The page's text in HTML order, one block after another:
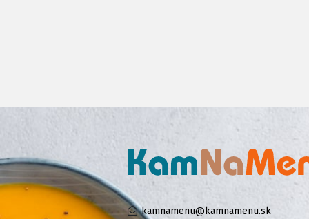
kamnamenu@kamnamenu.sk